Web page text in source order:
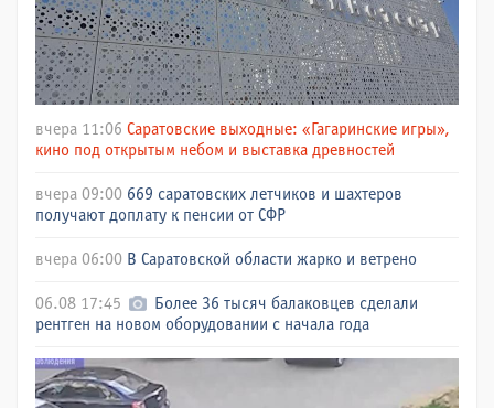
вчера 11:06 Саратовские выходные: «Гагаринские игры»,
кино под открытым небом и выставка древностей
вчера 09:00 669 саратовских летчиков и шахтеров
получают доплату к пенсии от СФР
вчера 06:00 В Саратовской области жарко и ветрено
06.08 17:45
Более 36 тысяч балаковцев сделали
рентген на новом оборудовании с начала года